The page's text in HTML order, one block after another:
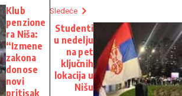
Klub
penzione
ra Niša:
“Izmene
zakona
donose
novi
pritisak
Sledeće
Studenti
u nedelju
na pet
ključnih
lokacija u
Nišu